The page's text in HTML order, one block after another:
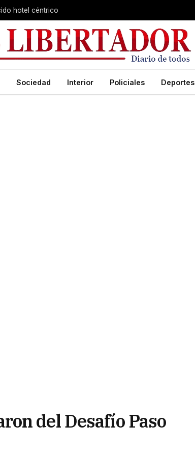
hotel céntrico
Sociedad Interior Policiales Deportes
del Desafío Paso